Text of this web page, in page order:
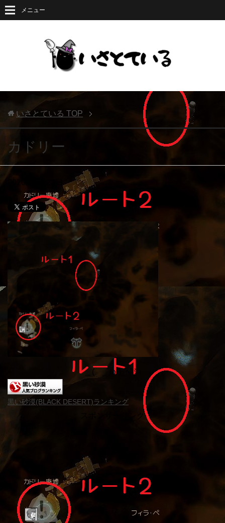
メニュー
いさとている TOP
カドリー
＿( _´ω`)_ﾍﾟｼｮ
黒い砂漠(BLACK DESERT)ランキング
スポンサーリンク